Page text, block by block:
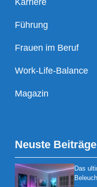
Führung
Frauen im Beruf
Work-Life-Balance
Magazin
Neuste Beiträge
Das